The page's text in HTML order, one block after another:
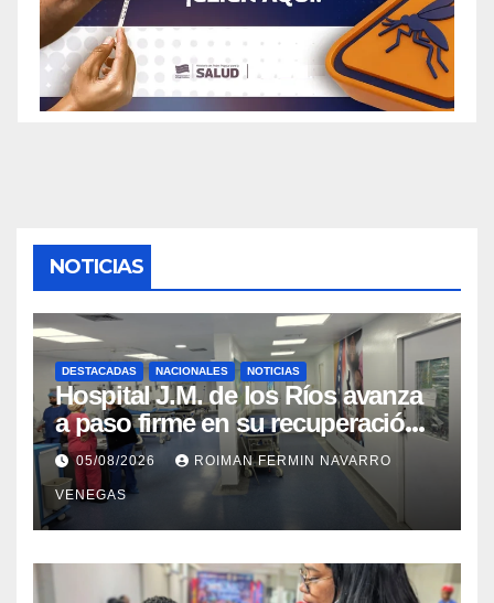
NOTICIAS
DESTACADAS NACIONALES NOTICIAS
Hospital J.M. de los Ríos avanza
a paso firme en su recuperación
tras los recientes eventos
sísmicos
05/08/2026 ROIMAN FERMIN NAVARRO
VENEGAS